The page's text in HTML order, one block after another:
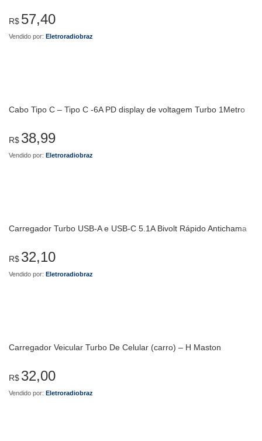
R$ 57,40
Vendido por: Eletroradiobraz
Cabo Tipo C – Tipo C -6A PD display de voltagem Turbo 1Metro
R$ 38,99
Vendido por: Eletroradiobraz
Carregador Turbo USB-A e USB-C 5.1A Bivolt Rápido Antichama
R$ 32,10
Vendido por: Eletroradiobraz
Carregador Veicular Turbo De Celular (carro) – H Maston
R$ 32,00
Vendido por: Eletroradiobraz